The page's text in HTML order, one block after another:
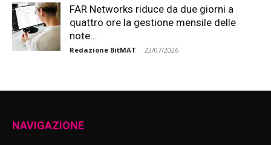
FAR Networks riduce da due giorni a
quattro ore la gestione mensile delle
note...
Redazione BitMAT - 22/07/2026
NAVIGAZIONE